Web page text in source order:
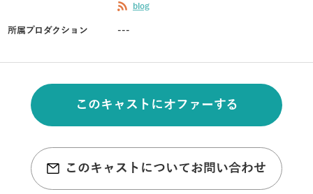
blog
所属プロダクション ---
このキャストにオファーする
このキャストについてお問い合わせ